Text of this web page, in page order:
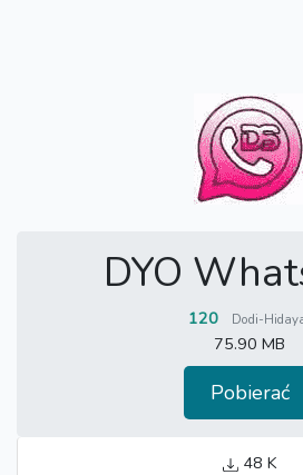
DYO
120 Dodi-
75.90 MB
Pobierać
48 K